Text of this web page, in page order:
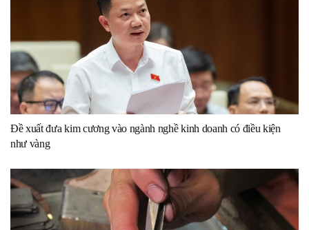
Đề xuất đưa kim cương vào ngành nghề kinh doanh có điều kiện
như vàng